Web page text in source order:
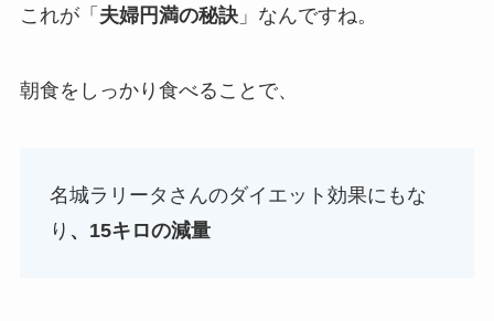
これが「 夫婦円満の秘訣」なんですね。
朝食をしっかり食べることで、
名城ラリータさんのダイエット効果にもな
り 、15キロの減量